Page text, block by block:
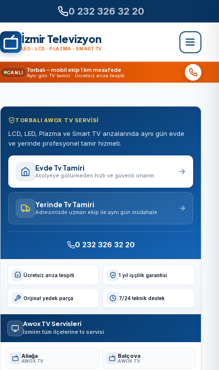
0 232 326 32 20
İzmir Televizyon
LED - LCD - PLAZMA - SMART TV
CANLI Torbalı – mobil ekip 1 km mesafede
Aynı gün TV tamiri · Ücretsiz arıza tespiti
TORBALI AWOX TV SERVISI
LCD, LED, Plazma ve Smart TV arızalarında aynı gün evde
ve yerinde profesyonel tamir hizmeti.
Evde Tv Tamiri
Atölyeye götürmeden hızlı ve güvenli onarım
Yerinde Tv Tamiri
Adresinizde uzman ekip ile aynı gün müdahale
0 232 326 32 20
Ücretsiz arıza tespiti 1 yıl işçilik garantisi
Orijinal yedek parça 7/24 teknik destek
Awox TV Servisleri
İzmirin tüm ilçelerine tv servisi
Aliağa
AWOX TV
Balçova
AWOX TV